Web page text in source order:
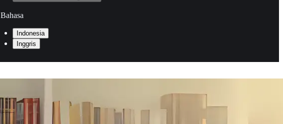
Bahasa
Indonesia
Inggris